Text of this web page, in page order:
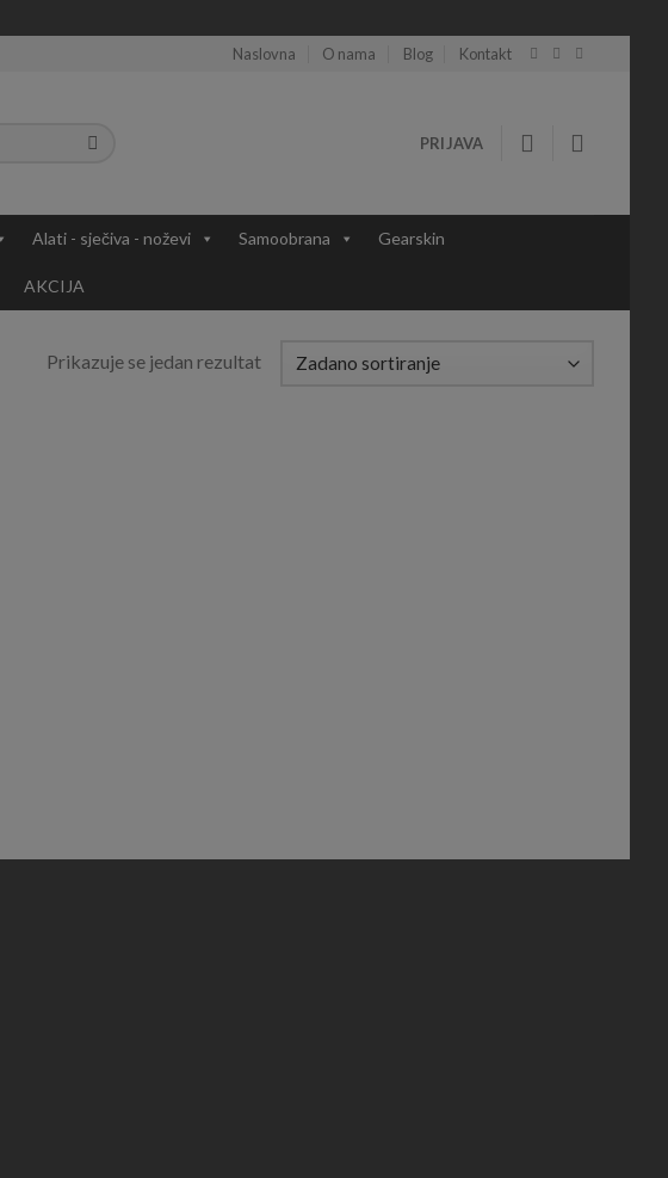
Naslovna O nama Blog Kontakt
PRIJAVA
Alati - sječiva - noževi Samoobrana Gearskin
AKCIJA
Prikazuje se jedan rezultat